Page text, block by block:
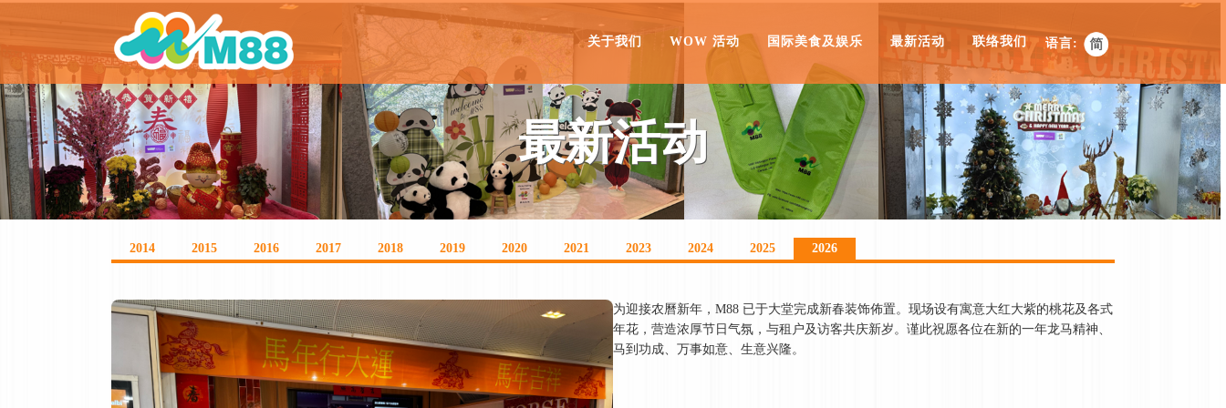
关于我们 WOW 活动 国际美食及娱乐 最新活动 联络我们 语言:
最新活动
2014 2015 2016 2017 2018 2019 2020 2021 2023 2024 2025 2026
为迎接农曆新年，M88 已于大堂完成新春装饰佈置。现场设有寓意大红大紫的桃花及各式
年花，营造浓厚节日气氛，与租户及访客共庆新岁。谨此祝愿各位在新的一年龙马精神、
马到功成、万事如意、生意兴隆。